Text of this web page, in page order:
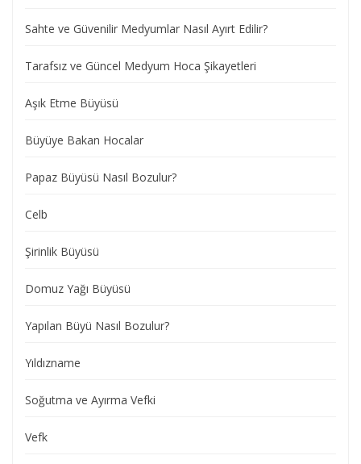
Sahte ve Güvenilir Medyumlar Nasıl Ayırt Edilir?
Tarafsız ve Güncel Medyum Hoca Şikayetleri
Aşık Etme Büyüsü
Büyüye Bakan Hocalar
Papaz Büyüsü Nasıl Bozulur?
Celb
Şirinlik Büyüsü
Domuz Yağı Büyüsü
Yapılan Büyü Nasıl Bozulur?
Yıldızname
Soğutma ve Ayırma Vefki
Vefk